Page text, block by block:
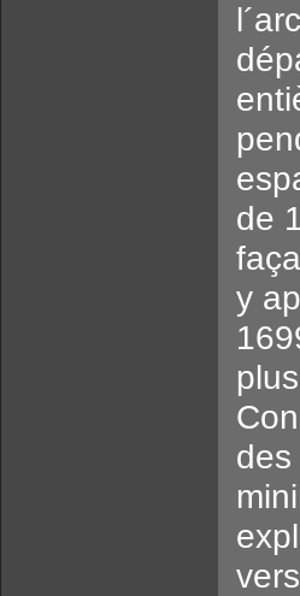
de
y